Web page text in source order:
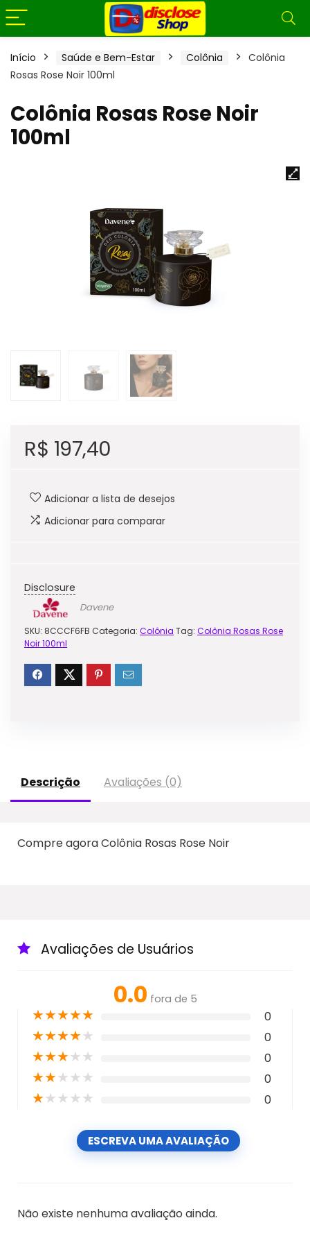
Início Saúde e Bem-Estar Colônia
Colônia
Rosas Rose Noir 100ml
Colônia Rosas Rose Noir
100ml
R$ 197,40
Adicionar a lista de desejos
Adicionar para comparar
Disclosure
Davene
SKU: 8CCCF6FB Categoria: Colônia Tag: Colônia Rosas Rose
Noir 100ml
Descrição Avaliações (0)
Compre agora Colônia Rosas Rose Noir
Avaliações de Usuários
0.0 fora de 5
★★★★★ 0
★★★★★ 0
★★★★★ 0
★★★★★ 0
★★★★★ 0
ESCREVA UMA AVALIAÇÃO
Não existe nenhuma avaliação ainda.